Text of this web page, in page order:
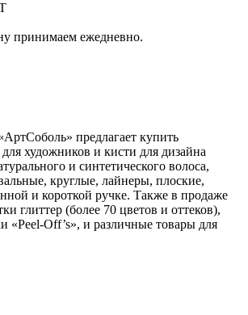
принимаем ежедневно.
предлагает купить
художников и кисти для дизайна
и синтетического волоса,
круглые, лайнеры, плоские,
и короткой ручке. Также в продаже
глиттер (более 70 цветов и оттеков),
«Peel-Off’s», и различные товары для